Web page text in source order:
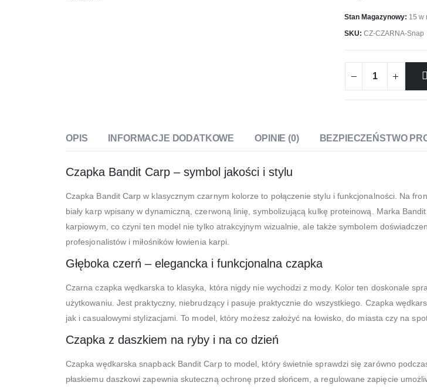
Stan Magazynowy: 15 w
SKU: CZ-CZARNA-Snap
OPIS INFORMACJE DODATKOWE OPINIE (0) BEZPIECZEŃSTWO
Czapka Bandit Carp – symbol jakości i stylu
Czapka Bandit Carp w klasycznym czarnym kolorze to połączenie stylu i funkcjonalności. Na
biały karp wpisany w dynamiczną, czerwoną linię, symbolizującą kulkę proteinową. Marka
karpiowym, co czyni ten model nie tylko atrakcyjnym wizualnie, ale także symbolem
profesjonalistów i miłośników łowienia karpi.
Głęboka czerń – elegancka i funkcjonalna czapka
Czarna czapka wędkarska to klasyka, która nigdy nie wychodzi z mody. Kolor ten doskonale
użytkowaniu. Jest praktyczny, niebrudzący i pasuje praktycznie do wszystkiego. Czapka
jak i casualowymi stylizacjami. To model, który możesz założyć na łowisko, do miasta czy na
Czapka z daszkiem na ryby i na co dzień
Czapka wędkarska snapback Bandit Carp to model, który świetnie sprawdzi się zarówno
płaskiemu daszkowi zapewnia skuteczną ochronę przed słońcem, a regulowane zapięcie